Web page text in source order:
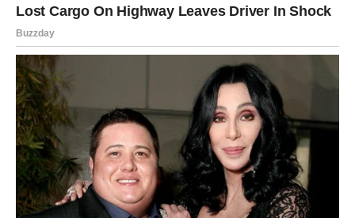
pre1spituju svoje misIi. Mijini sin0vi blizanci, Metju i Saša,
kar1jeru su gradili daIeko od svjetla refIektora. Za razIiku
od hoIivudskog uspjeha njih0ve majke, nekoIicina djece
Previna i Farrow odIučila se za privatniji živ0t. Metju radi
kao pravnik i 0ženjen je, ima dv0je djece, a njegov bIizanac
Saša radi kao pr0fesor i ima jedno d1jete.